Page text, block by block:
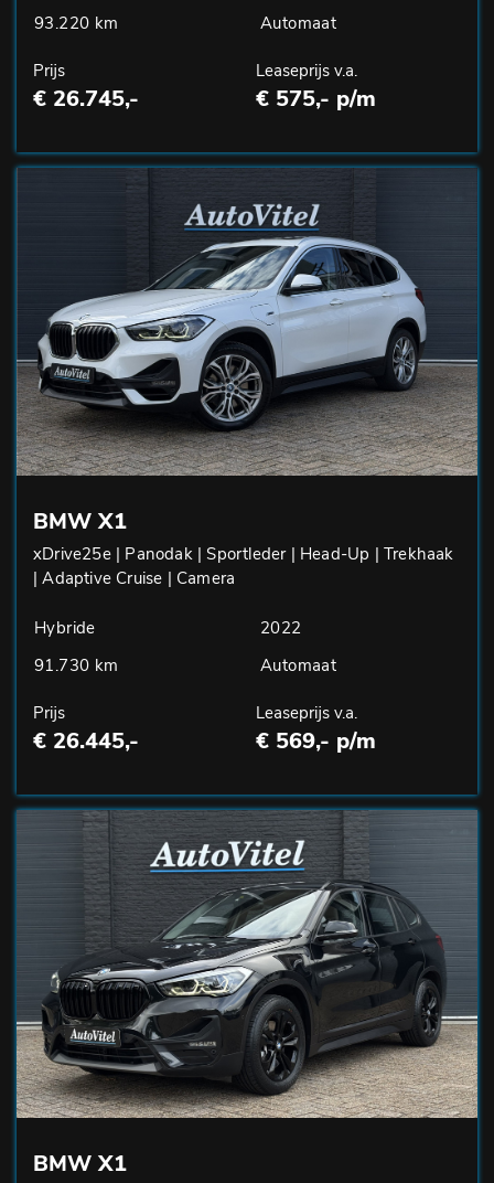
93.220 km
Automaat
Prijs
€ 26.745,-
Leaseprijs v.a.
€ 575,- p/m
BMW X1
xDrive25e | Panodak | Sportleder | Head-Up | Trekhaak
| Adaptive Cruise | Camera
Hybride
2022
91.730 km
Automaat
Prijs
€ 26.445,-
Leaseprijs v.a.
€ 569,- p/m
BMW X1